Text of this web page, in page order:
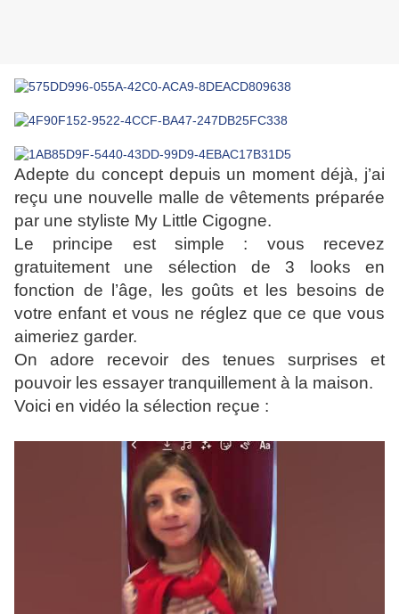
Adepte du concept depuis un moment déjà, j’ai
reçu une nouvelle malle de vêtements préparée
par une styliste My Little Cigogne.
Le principe est simple : vous recevez
gratuitement une sélection de 3 looks en
fonction de l’âge, les goûts et les besoins de
votre enfant et vous ne réglez que ce que vous
aimeriez garder.
On adore recevoir des tenues surprises et
pouvoir les essayer tranquillement à la maison.
Voici en vidéo la sélection reçue :